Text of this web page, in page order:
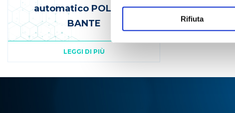
Rifiuta
automatico POL-200
BANTE
LEGGI DI PIÙ